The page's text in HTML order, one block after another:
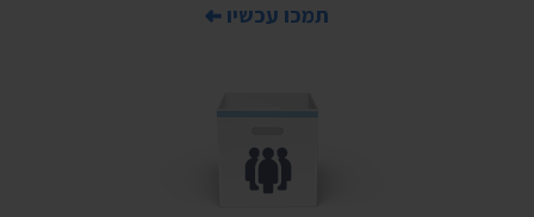
תמכו עכשיו